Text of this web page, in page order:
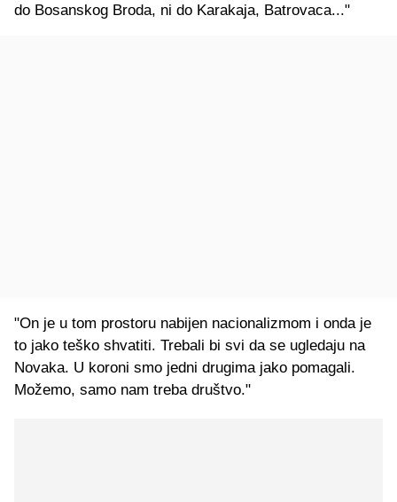
do Bosanskog Broda, ni do Karakaja, Batrovaca..."
"On je u tom prostoru nabijen nacionalizmom i onda je
to jako teško shvatiti. Trebali bi svi da se ugledaju na
Novaka. U koroni smo jedni drugima jako pomagali.
Možemo, samo nam treba društvo."